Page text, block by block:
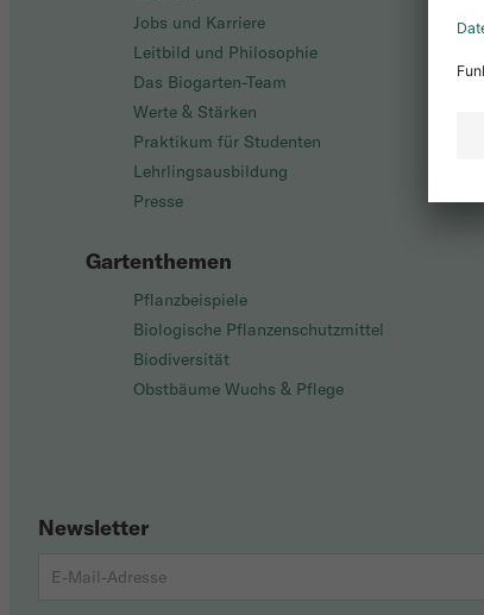
Jobs und Karriere
Leitbild und Philosophie
Das Biogarten-Team
Werte & Stärken
Praktikum für Studenten
Lehrlingsausbildung
Presse
Gartenthemen
Pflanzbeispiele
Biologische Pflanzenschutzmittel
Biodiversität
Obstbäume Wuchs & Pflege
Newsletter